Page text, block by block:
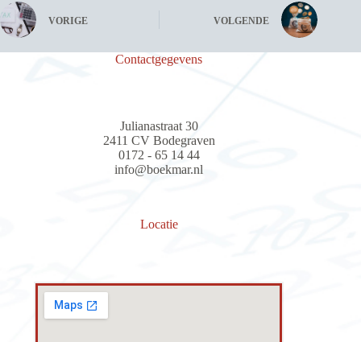
VORIGE VOLGENDE
Contactgegevens
Julianastraat 30
2411 CV Bodegraven
0172 - 65 14 44
info@boekmar.nl
Locatie